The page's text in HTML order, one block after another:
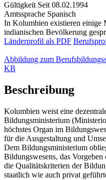
Gültigkeit Seit 08.02.1994
Amtssprache Spanisch
In Kolumbien existieren einige
indianischen Bevölkerung
Länderprofil als PDF
Abbildung zum
KB
Beschreibung
Kolumbien weist eine
Bildungsministerium
höchstes Organ im
für die Ausgestaltung und
Dem Bildungsministerium
Bildungswesens, das
die Qualitätskriterien der
staatlich wie auch privat